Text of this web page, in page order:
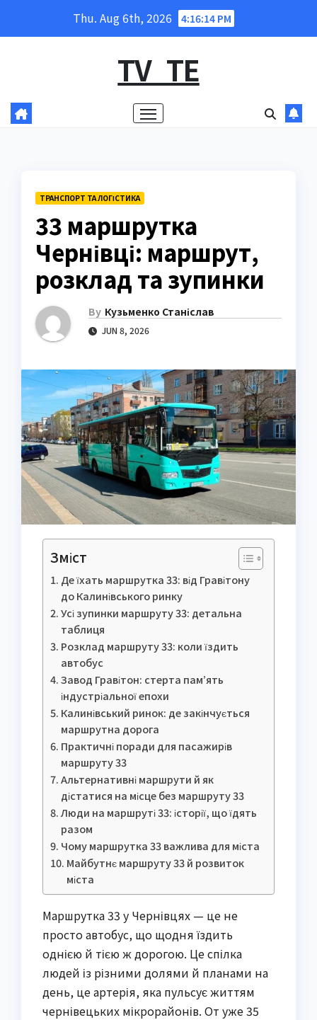
Thu. Aug 6th, 2026 4:16:15 PM
TV_TE
ТРАНСПОРТ ТА ЛОГІСТИКА
33 маршрутка
Чернівці: маршрут,
розклад та зупинки
By Кузьменко Станіслав
JUN 8, 2026
Зміст
Де їхать маршрутка 33: від Гравітону
до Калинівського ринку
Усі зупинки маршруту 33: детальна
таблиця
Розклад маршруту 33: коли їздить
автобус
Завод Гравітон: стерта пам’ять
індустріальної епохи
Калинівський ринок: де закінчується
маршрутна дорога
Практичні поради для пасажирів
маршруту 33
Альтернативні маршрути й як
дістатися на місце без маршруту 33
Люди на маршруті 33: історії, що їдять
разом
Чому маршрутка 33 важлива для міста
Майбутнє маршруту 33 й розвиток
міста
Маршрутка 33 у Чернівцях — це не
просто автобус, що щодня їздить
однією й тією ж дорогою. Це спілка
людей із різними долями й планами на
день, це артерія, яка пульсує життям
чернівецьких мікрорайонів. От уже 35